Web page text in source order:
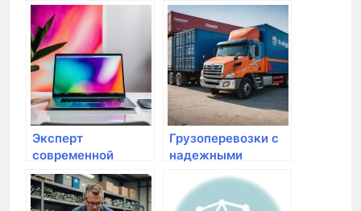
Революция в
организации
здравоохранения
Эксперт
современной
техники: обзор
лучших
производителей и
Грузоперевозки с
надежными
компаниями Сатки:
Удобство,